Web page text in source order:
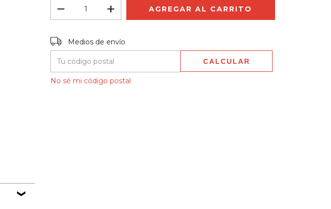
Entregas para el CP:
Medios de envío
CALCULAR
No sé mi código postal